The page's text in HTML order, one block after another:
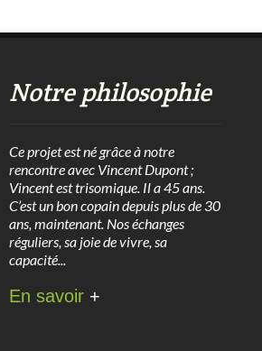
Notre philosophie
Ce projet est né grâce à notre
rencontre avec Vincent Dupont ;
Vincent est trisomique. Il a 45 ans.
C’est un bon copain depuis plus de 30
ans, maintenant. Nos échanges
réguliers, sa joie de vivre, sa
capacité...
En savoir +